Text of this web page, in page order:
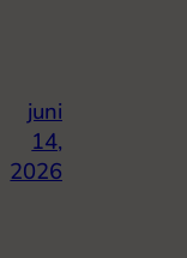
juni
14,
2026